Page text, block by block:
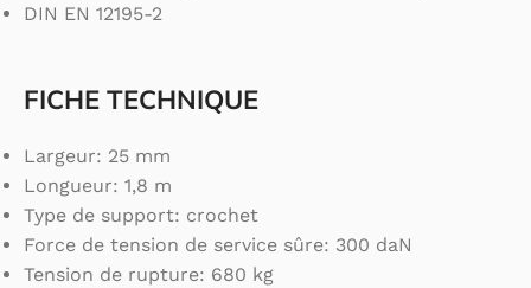
DIN EN 12195-2
FICHE TECHNIQUE
Largeur: 25 mm
Longueur: 1,8 m
Type de support: crochet
Force de tension de service sûre: 300 daN
Tension de rupture: 680 kg